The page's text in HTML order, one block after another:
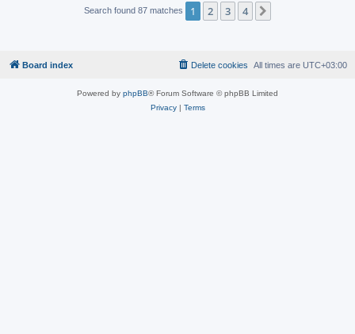
Search found 87 matches 1 2 3 4
Board index All times are UTC+03:00
Delete cookies
Powered by phpBB® Forum Software © phpBB Limited
Privacy| Terms